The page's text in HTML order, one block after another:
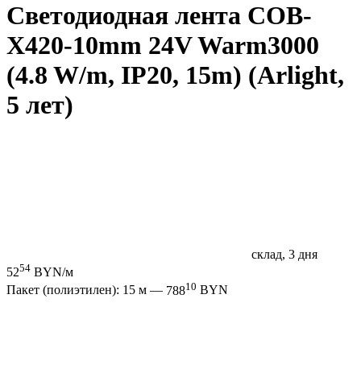
Светодиодная лента COB-
X420-10mm 24V Warm3000
(4.8 W/m, IP20, 15m) (Arlight,
5 лет)
склад, 3 дня
5254 BYN/м
Пакет (полиэтилен): 15 м — 78810 BYN